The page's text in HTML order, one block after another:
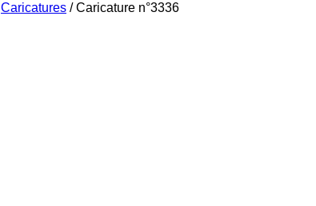
Caricatures /Caricature n°3336